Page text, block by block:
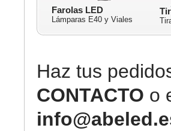
Farolas LED
Lámparas E40 y Viales
Haz tus
CONTACTO o